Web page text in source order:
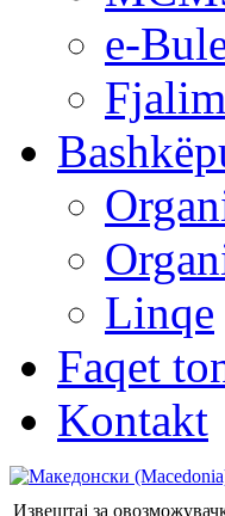
e-
Linqe
Faqet
Kontakt
Извештај за